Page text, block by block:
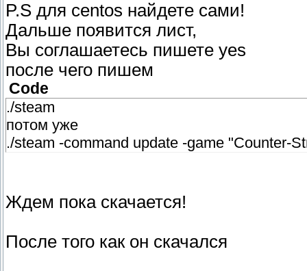
P.S для centos найдете сами!
Дальше появится лист,
Вы соглашаетесь пишете yes
после чего пишем
Code
./steam
потом уже
./steam -command update -game "Counter-
Ждем пока скачается!
После того как он скачался